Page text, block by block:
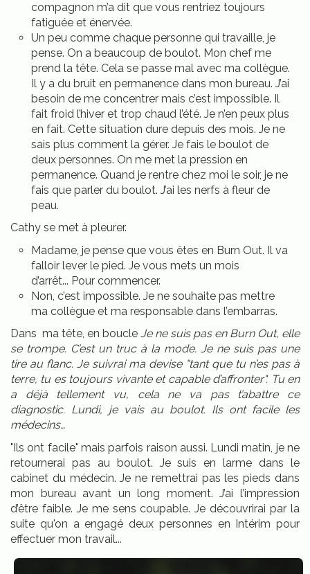
compagnon m’a dit que vous rentriez toujours
fatiguée et énervée.
Un peu comme chaque personne qui travaille, je
pense. On a beaucoup de boulot. Mon chef me
prend la tête. Cela se passe mal avec ma collègue.
Il y a du bruit en permanence dans mon bureau. J’ai
besoin de me concentrer mais c’est impossible. Il
fait froid l’hiver et trop chaud l’été. Je n’en peux plus
en fait. Cette situation dure depuis des mois. Je ne
sais plus comment la gérer. Je fais le boulot de
deux personnes. On me met la pression en
permanence. Quand je rentre chez moi le soir, je ne
fais que parler du boulot. J’ai les nerfs à fleur de
peau.
Cathy se met à pleurer.
Madame, je pense que vous êtes en Burn Out. Il va
falloir lever le pied. Je vous mets un mois
d’arrêt... Pour commencer.
Non, c’est impossible. Je ne souhaite pas mettre
ma collègue et ma responsable dans l’embarras.
Dans ma tête, en boucle Je ne suis pas en Burn Out, elle
se trompe. C’est un truc à la mode. Je ne suis pas une
tire au flanc. Je suivrai ma devise "tant que tu n’es pas à
terre, tu es toujours vivante et capable d’affronter". Tu en
a déjà tellement vu, cela ne va pas t’abattre ce
diagnostic. Lundi, je vais au boulot. Ils ont facile les
médecins…
"Ils ont facile" mais parfois raison aussi. Lundi matin, je ne
retournerai pas au boulot. Je suis en larme dans le
cabinet du médecin. Je ne remettrai pas les pieds dans
mon bureau avant un long moment. J’ai l’impression
d’être faible. Je me sens coupable. Je découvrirai par la
suite qu'on a engagé deux personnes en Intérim pour
effectuer mon travail...